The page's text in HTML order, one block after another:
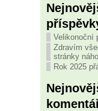
Velikonoční
Zdravím
stránky
Rok 2025